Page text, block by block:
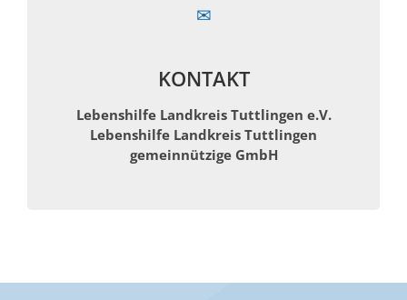
KONTAKT
Lebenshilfe Landkreis Tuttlingen e.V.
Lebenshilfe Landkreis Tuttlingen
gemeinnützige GmbH